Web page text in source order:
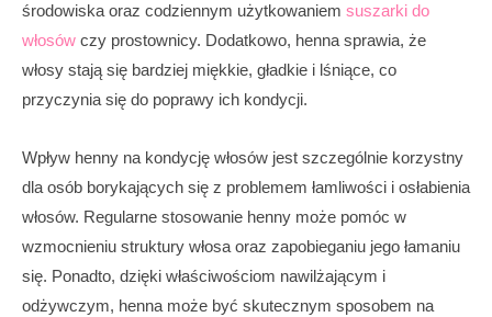
środowiska oraz codziennym użytkowaniem suszarki do
włosów czy prostownicy. Dodatkowo, henna sprawia, że
włosy stają się bardziej miękkie, gładkie i lśniące, co
przyczynia się do poprawy ich kondycji.
Wpływ henny na kondycję włosów jest szczególnie korzystny
dla osób borykających się z problemem łamliwości i osłabienia
włosów. Regularne stosowanie henny może pomóc w
wzmocnieniu struktury włosa oraz zapobieganiu jego łamaniu
się. Ponadto, dzięki właściwościom nawilżającym i
odżywczym, henna może być skutecznym sposobem na